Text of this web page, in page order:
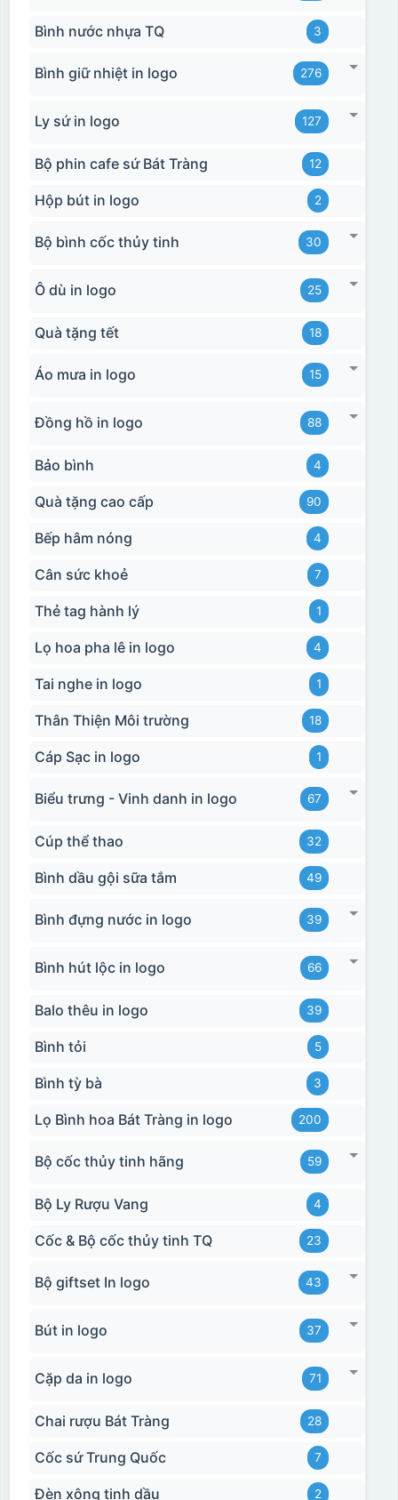
Hộp xi biểu trưng
Bình nước nhựa TQ 3
Bình giữ nhiệt in logo 276
Ly sứ in logo 127
Bộ phin cafe sứ Bát Tràng 12
Hộp bút in logo 2
Bộ bình cốc thủy tinh 30
Ô dù in logo 25
Quà tặng tết 18
Áo mưa in logo 15
Đồng hồ in logo 88
Bảo bình 4
Quà tặng cao cấp 90
Bếp hâm nóng 4
Cân sức khoẻ 7
Thẻ tag hành lý 1
Lọ hoa pha lê in logo 4
Tai nghe in logo 1
Thân Thiện Môi trường 18
Cáp Sạc in logo 1
Biểu trưng - Vinh danh in logo 67
Cúp thể thao 32
Bình dầu gội sữa tắm 49
Bình đựng nước in logo 39
Bình hút lộc in logo 66
Balo thêu in logo 39
Bình tỏi 5
Bình tỳ bà 3
Lọ Bình hoa Bát Tràng in logo 200
Bộ cốc thủy tinh hãng 59
Bộ Ly Rượu Vang 4
Cốc & Bộ cốc thủy tinh TQ 23
Bộ giftset In logo 43
Bút in logo 37
Cặp da in logo 71
Chai rượu Bát Tràng 28
Cốc sứ Trung Quốc 7
Đèn xông tinh dầu 2